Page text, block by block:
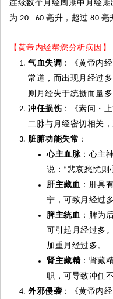
连续数个月经周期中月经
为 20 - 60 毫升，超过 80 毫
【黄帝内经帮您分析病因】
气血失调 ：《黄帝内
常道，而出现月经过
则月经失于统摄而量多
冲任损伤：《素问 ・
二脉与月经密切相关
脏腑功能失常 ：
心主血脉：心主
说： “悲哀愁忧则
肝主藏血 ： 肝具
宁，可致月经过
脾主统血 ：脾为
可引起月经过多
加重月经过多。
肾主藏精：肾藏
职，可导致冲任
外邪侵袭：《黄帝内